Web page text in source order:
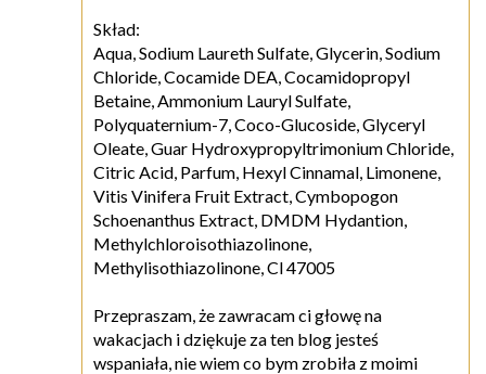
Skład:
Aqua, Sodium Laureth Sulfate, Glycerin, Sodium
Chloride, Cocamide DEA, Cocamidopropyl
Betaine, Ammonium Lauryl Sulfate,
Polyquaternium-7, Coco-Glucoside, Glyceryl
Oleate, Guar Hydroxypropyltrimonium Chloride,
Citric Acid, Parfum, Hexyl Cinnamal, Limonene,
Vitis Vinifera Fruit Extract, Cymbopogon
Schoenanthus Extract, DMDM Hydantion,
Methylchloroisothiazolinone,
Methylisothiazolinone, Cl 47005
Przepraszam, że zawracam ci głowę na
wakacjach i dziękuje za ten blog jesteś
wspaniała, nie wiem co bym zrobiła z moimi